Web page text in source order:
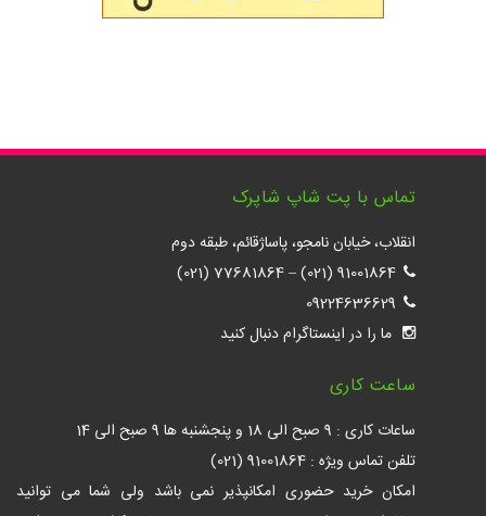
تماس با پت شاپ شاپرک
انقلاب، خیابان نامجو، پاساژقائم، طبقه دوم
91001864 (021)
–
77681864 (021)
09224636629
ما را در اینستاگرام دنبال کنید
ساعت کاری
ساعات کاری : 9 صبح الی 18 و پنجشنبه ها 9 صبح الی 14
تلفن تماس ویژه : 91001864 (021)
امکان خرید حضوری امکانپذیر نمی باشد ولی شما می توانید